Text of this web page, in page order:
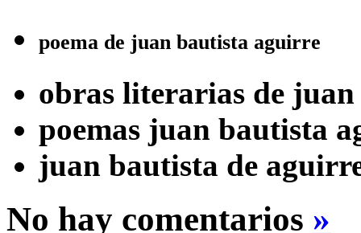
poema de juan bautista aguirre
obras literarias de
poemas juan bautista
juan bautista de
No hay comentarios »